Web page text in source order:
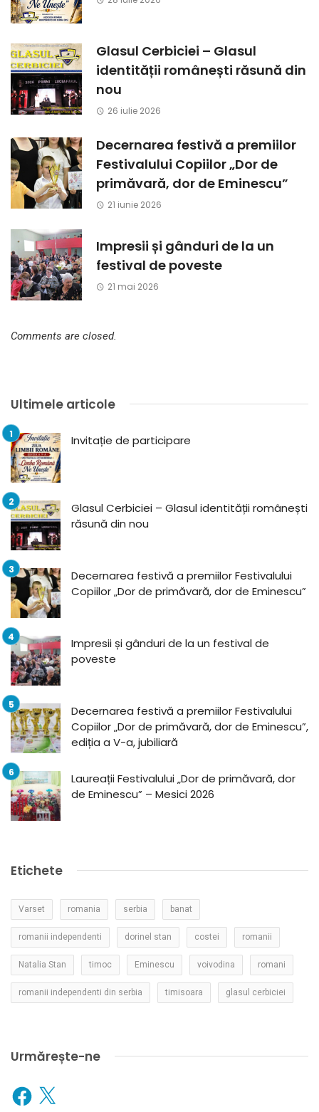
Glasul Cerbiciei – Glasul
identității românești răsună din
nou
26 iulie 2026
Decernarea festivă a premiilor
Festivalului Copiilor „Dor de
primăvară, dor de Eminescu”
21 iunie 2026
Impresii și gânduri de la un
festival de poveste
21 mai 2026
Comments are closed.
Ultimele articole
Invitație de participare
Glasul Cerbiciei – Glasul identității românești
răsună din nou
Decernarea festivă a premiilor Festivalului
Copiilor „Dor de primăvară, dor de Eminescu”
Impresii și gânduri de la un festival de
poveste
Decernarea festivă a premiilor Festivalului
Copiilor „Dor de primăvară, dor de Eminescu”,
ediția a V-a, jubiliară
Laureații Festivalului „Dor de primăvară, dor
de Eminescu” – Mesici 2026
Etichete
Varset romania serbia banat
romanii independenti dorinel stan costei romanii
Natalia Stan timoc Eminescu voivodina romani
romanii independenti din serbia timisoara glasul cerbiciei
Urmărește-ne
Facebook
X